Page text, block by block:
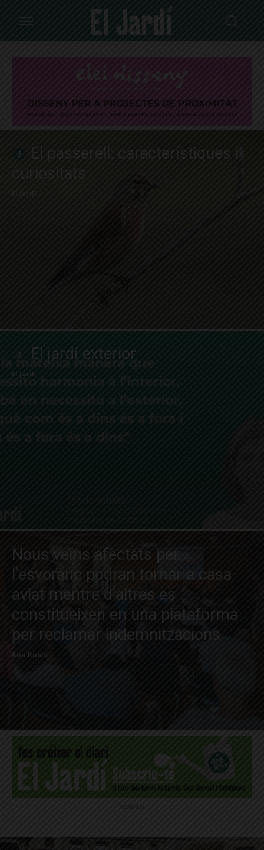
El passerell: característiques i
curiositats
El Jardí
El jardí exterior
El Jardí
Nous veïns afectats per
l’esvoranc podran tornar a casa
aviat mentre d’altres es
constitueixen en una plataforma
per reclamar indemnitzacions
Ana Rubió
Publicitat